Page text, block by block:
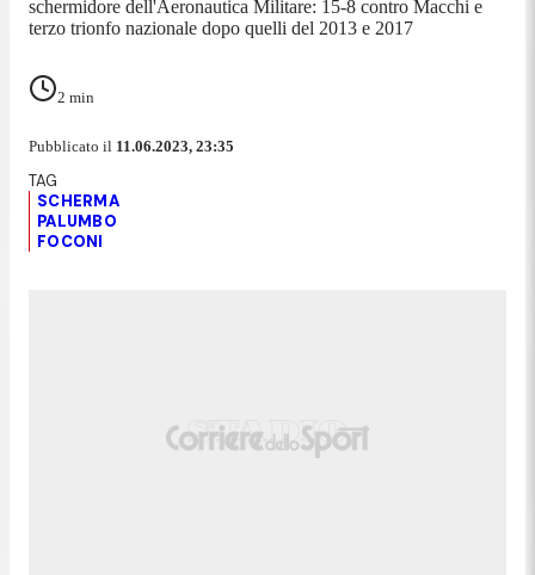
schermidore dell'Aeronautica Militare: 15-8 contro Macchi e
terzo trionfo nazionale dopo quelli del 2013 e 2017
2 min
Pubblicato il 11.06.2023, 23:35
SCHERMA
PALUMBO
FOCONI